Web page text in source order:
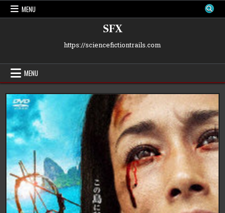
Skip
MENU
SFX
https://sciencefictiontrails.com
MENU